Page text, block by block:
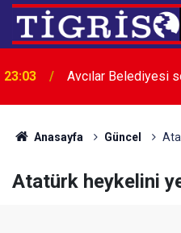
23:03 Avcılar Belediyesi
Anasayfa Güncel
Atatürk heykelini